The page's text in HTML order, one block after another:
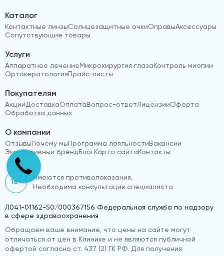
Каталог
Контактные линзыСолнцезащитные очкиОправыАксессуары
Сопутствующие товары
Услуги
Аппаратное лечениеМикрохирургия глазаКонтроль миопии
ОртокератологияПрайс-листы
Покупателям
АкцииДоставкаОплатаВопрос-ответЛицензииОферта
Обработка данных
О компании
ОтзывыПочему мыПрограмма лояльностиВакансии
Эксклюзивный брендБлогКарта сайтаКонтакты
18+
Имеются противопоказания.
Необходима консультация специалиста
Л041-01162-50/000367156 Федеральная служба по надзору
в сфере здравоохранения
Обращаем ваше внимание, что цены на сайте могут
отличаться от цен в Клинике и не являются публичной
офертой согласно ст. 437 (2) ГК РФ. Для получения